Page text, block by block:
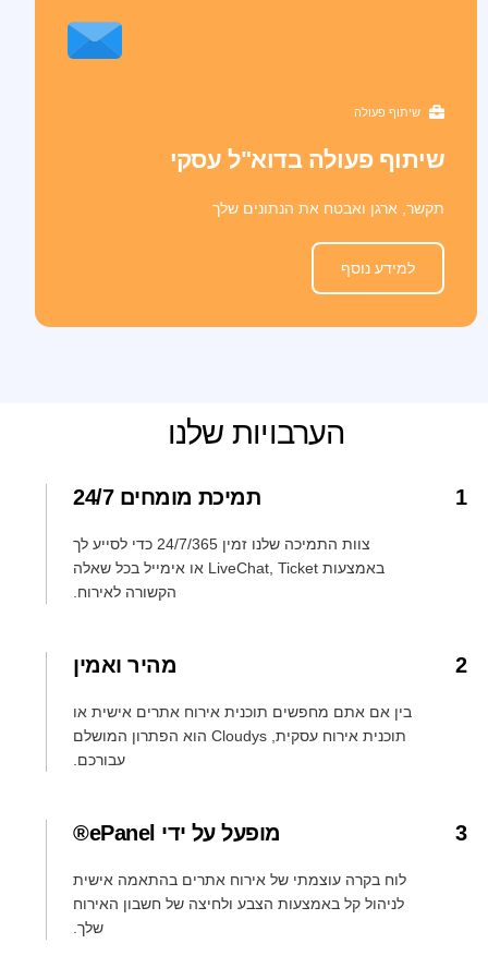
שיתוף פעולה
שיתוף פעולה בדוא"ל עסקי
תקשר, ארגן ואבטח את הנתונים שלך
למידע נוסף
הערבויות שלנו
1 תמיכת מומחים 24/7
צוות התמיכה שלנו זמין 24/7/365 כדי לסייע לך
באמצעות LiveChat, Ticket או אימייל בכל שאלה
הקשורה לאירוח.
2 מהיר ואמין
בין אם אתם מחפשים תוכנית אירוח אתרים אישית או
תוכנית אירוח עסקית, Cloudys הוא הפתרון המושלם
עבורכם.
3 מופעל על ידי ePanel®
לוח בקרה עוצמתי של אירוח אתרים בהתאמה אישית
לניהול קל באמצעות הצבע ולחיצה של חשבון האירוח
שלך.